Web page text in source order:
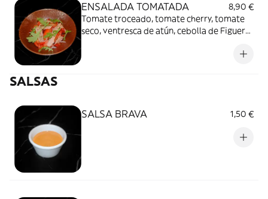
ENSALADA TOMATADA
8,90 €
Tomate troceado, tomate cherry, tomate
seco, ventresca de atún, cebolla de Figueras
SALSAS
SALSA BRAVA 1,50 €